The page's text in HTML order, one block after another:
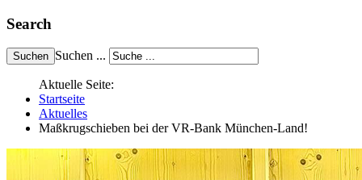
Search
Suchen ...
Aktuelle Seite:
Startseite
Aktuelles
Maßkrugschieben bei der VR-Bank München-Land!